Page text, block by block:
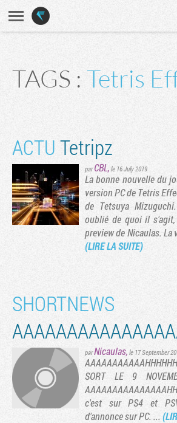
TAGS : Tetris
ACTU Tetripz
parCBL, le 16 July 2019
La bonne nouvelle du
version PC de Tetris
de Tetsuya
oublié de quoi il
preview de Nicaulas. La
(LIRE LA SUITE)
SHORTNEWS
parNicaulas, le 17 September
SORT LE 9
c'est sur PS4 et
d'annonce sur PC. ...